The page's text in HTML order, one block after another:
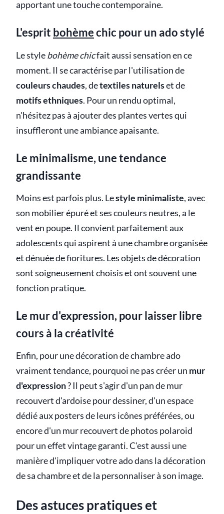
apportant une touche contemporaine.
L'esprit bohèmechic pour un ado stylé
Le stylebohème chicfait aussi sensation en ce
moment. Il se caractérise par l'utilisation de
couleurs chaudes, detextiles naturelset de
motifs ethniques. Pour un rendu optimal,
n'hésitez pas à ajouter des plantes vertes qui
insuffleront une ambiance apaisante.
Le minimalisme, une tendance
grandissante
Moins est parfois plus. Lestyle minimaliste, avec
son mobilier épuré et ses couleurs neutres, a le
vent en poupe. Il convient parfaitement aux
adolescents qui aspirent à une chambre organisée
et dénuée de fioritures. Les objets de décoration
sont soigneusement choisis et ont souvent une
fonction pratique.
Le mur d'expression, pour laisser libre
cours à la créativité
Enfin, pour une décoration de chambre ado
vraiment tendance, pourquoi ne pas créer un mur
d'expression? Il peut s'agir d'un pan de mur
recouvert d'ardoise pour dessiner, d'un espace
dédié aux posters de leurs icônes préférées, ou
encore d'un mur recouvert de photos polaroid
pour un effet vintage garanti. C'est aussi une
manière d'impliquer votre ado dans la décoration
de sa chambre et de la personnaliser à son image.
Des astuces pratiques et